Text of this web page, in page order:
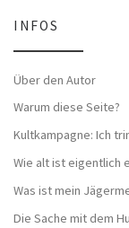
INFOS
Über den Autor
Warum diese Seite?
Kultkampagne: Ich
Wie alt ist eigentlich
Was ist mein
Die Sache mit dem